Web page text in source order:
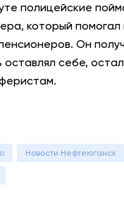
полицейские
который
Он
оставлял себе,
Новости Нефтеюганск